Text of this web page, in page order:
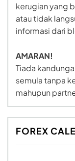
kerugian yang
atau tidak
informasi dari
AMARAN!
Tiada
semula tanpa
mahupun
FOREX